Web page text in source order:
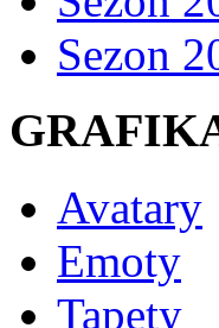
Sezon
Avatary
Emoty
Tapety